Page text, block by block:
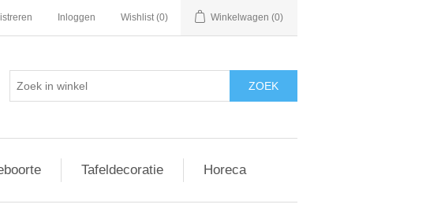
Inloggen Wishlist (0) Winkelwagen (0)
Tafeldecoratie Horeca